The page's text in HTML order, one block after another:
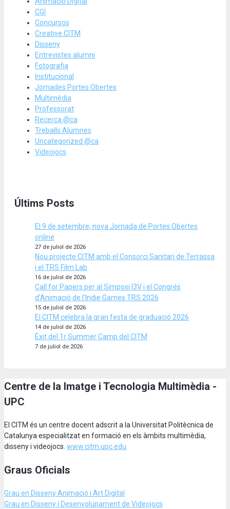
CGI
Concursos
Creative CITM
Disseny
Entrevistes alumni
Fotografia
Institucional
Jornades Portes Obertes
Multimèdia
Professorat
Recerca @ca
Treballs Alumnes
Uncategorized @ca
Videojocs
Últims Posts
El 9 de setembre, nova Jornada de Portes Obertes
online
27 de juliol de 2026
Nou projecte CITM amb el Consorci Sanitari de Terrassa
i el TRS Film Lab
16 de juliol de 2026
Call for Papers per al Simposi I3V i el Congrés
d’Animació de l’Indie Games TRS 2026
15 de juliol de 2026
El CITM celebra la gran festa de graduació 2026
14 de juliol de 2026
Èxit del 1r Summer Camp del CITM
7 de juliol de 2026
Centre de la Imatge i Tecnologia Multimèdia -
UPC
El CITM és un centre docent adscrit a la Universitat Politècnica de
Catalunya especialitzat en formació en els àmbits multimèdia,
disseny i videojocs. www.citm.upc.edu
Graus Oficials
Grau en Disseny Animació i Art Digital
Grau en Disseny i Desenvolupament de Videojocs